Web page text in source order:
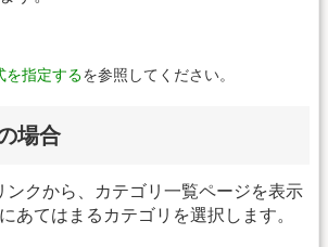
を指定するを参照してください。
場合
ンクから、カテゴリ一覧ページを表示
あてはまるカテゴリを選択します。